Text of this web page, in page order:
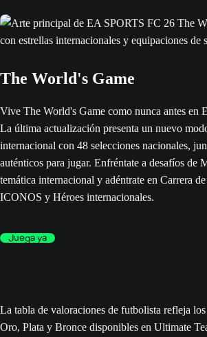
The World's Game
Vive The World's Game como nunca antes
La última actualización presenta un nuevo
internacional con 48 selecciones nacionales,
auténticos para jugar. Enfréntate a desafíos de
temática internacional y adéntrate en Carrera
ICONOS y Héroes internacionales.
Juega ya
La tabla de valoraciones de futbolista refleja
Oro, Plata y Bronce disponibles en Ultimate